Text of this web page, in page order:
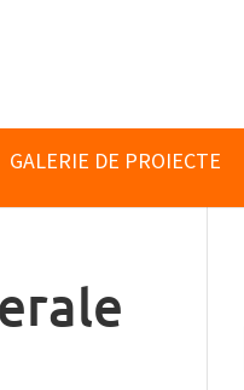
GALERIE DE PROIECTE